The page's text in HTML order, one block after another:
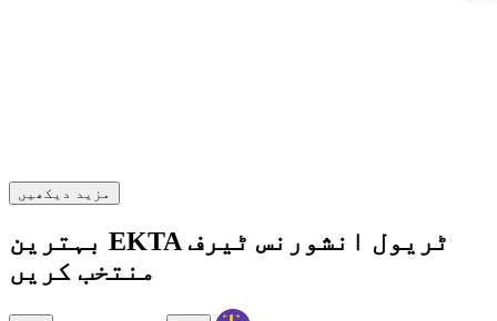
مزید دیکھیں
بہترین EKTA ٹریول انشورنس ٹیرف
منتخب کریں